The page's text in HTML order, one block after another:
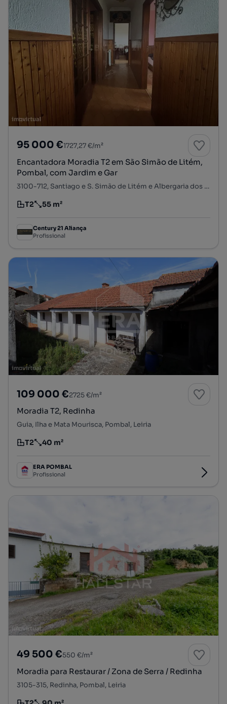
95 000 €1727,27 €/m²
Encantadora Moradia T2 em São Simão de Litém,
Pombal, com Jardim e Gar
3100-712, Santiago e S. Simão de Litém e Albergaria dos Doze, Pombal, Leiria
Tipologia
T2
Preço por metro quadrado
55 m²
Century 21 Aliança
Profissional
109 000 €2725 €/m²
Moradia T2, Redinha
Guia, Ilha e Mata Mourisca, Pombal, Leiria
Tipologia
T2
Preço por metro quadrado
40 m²
ERA POMBAL
Profissional
49 500 €550 €/m²
Moradia para Restaurar / Zona de Serra / Redinha
3105-315, Redinha, Pombal, Leiria